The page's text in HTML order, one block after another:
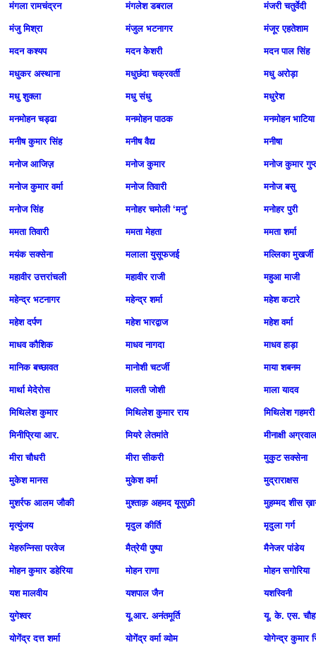
मंगला रामचंद्रन मंगलेश डबराल मंजरी चतुर्वेदी
मंजु मिश्रा मंजुल भटनागर मंजूर एहतेशाम
मदन कश्यप मदन केशरी मदन पाल सिंह
मधुकर अस्थाना मधुछंदा चक्रवर्ती मधु अरोड़ा
मधु शुक्ला मधु संधु मधुरेश
मनमोहन चड्ढा मनमोहन पाठक मनमोहन भाटिया
मनीष कुमार सिंह मनीष वैद्य मनीषा
मनोज आजिज़ मनोज कुमार मनोज कुमार
मनोज कुमार वर्मा मनोज तिवारी मनोज बसु
मनोज सिंह मनोहर चमोली ‘मनु’ मनोहर पुरी
ममता तिवारी ममता मेहता ममता शर्मा
मयंक सक्सेना मलाला युसूफजई मल्लिका मुखर्जी
महावीर उत्तरांचली महावीर राजी महुआ माजी
महेन्द्र भटनागर महेन्द्र शर्मा महेश कटारे
महेश दर्पण महेश भारद्वाज महेश वर्मा
माधव कौशिक माधव नागदा माधव हाड़ा
मानिक बच्छावत मानोशी चटर्जी माया शबनम
मार्था मेदेरोस मालती जोशी माला यादव
मिथिलेश कुमार मिथिलेश कुमार राय मिथिलेश गहमरी
मिनीप्रिया आर. मियरे लेतमांते मीनाक्षी अग्रवाल
मीरा चौधरी मीरा सीकरी मुकुट सक्सेना
मुकेश मानस मुकेश वर्मा मुद्राराक्षस
मुशर्रफ आलम जौकी मुश्ताक़ अहमद यूसुफ़ी मुहम्मद शीस
मृत्युंजय मृदुल कीर्ति मृदुला गर्ग
मेहरुन्निसा परवेज मैत्रेयी पुष्पा मैनेजर पांडेय
मोहन कुमार डहेरिया मोहन राणा मोहन सगोरिया
यश मालवीय यशपाल जैन यशस्विनी
युगेश्वर यू.आर. अनंतमूर्ति यू. के. एस.
योगेंद्र दत्त शर्मा योगेंद्र वर्मा व्योम योगेन्‍द्र कुमार